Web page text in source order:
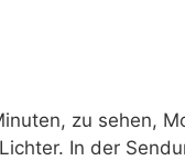
zu sehen,
In der